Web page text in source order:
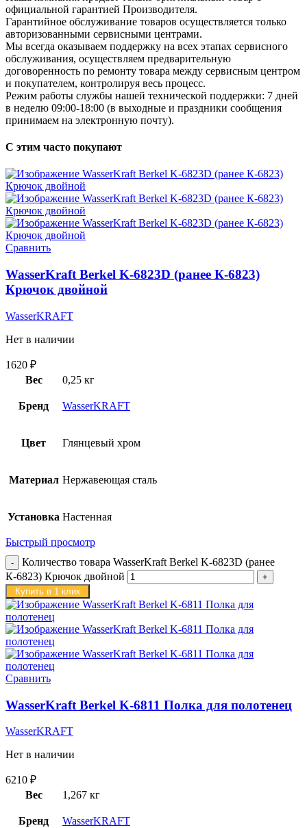
официальной гарантией Производителя.
Гарантийное обслуживание товаров осуществляется только
авторизованными сервисными центрами.
Мы всегда оказываем поддержку на всех этапах сервисного
обслуживания, осуществляем предварительную
договоренность по ремонту товара между сервисным центром
и покупателем, контролируя весь процесс.
Режим работы службы нашей технической поддержки: 7 дней
в неделю 09:00-18:00 (в выходные и праздники сообщения
принимаем на электронную почту).
С этим часто покупают
Сравнить
WasserKraft Berkel K-6823D (ранее К-6823)
Крючок двойной
WasserKRAFT
Нет в наличии
1620 ₽
Вес
0,25 кг
Бренд WasserKRAFT
Цвет Глянцевый хром
Материал Нержавеющая сталь
Установка Настенная
Быстрый просмотр
Количество товара WasserKraft Berkel K-6823D (ранее
К-6823) Крючок двойной
Купить в 1 клик
Сравнить
WasserKraft Berkel K-6811 Полка для полотенец
WasserKRAFT
Нет в наличии
6210 ₽
Вес
1,267 кг
Бренд WasserKRAFT